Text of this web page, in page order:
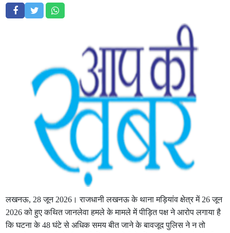
लखनऊ, 28 जून 2026। राजधानी लखनऊ के थाना मड़ियांव क्षेत्र में 26 जून
2026 को हुए कथित जानलेवा हमले के मामले में पीड़ित पक्ष ने आरोप लगाया है
कि घटना के 48 घंटे से अधिक समय बीत जाने के बावजूद पुलिस ने न तो